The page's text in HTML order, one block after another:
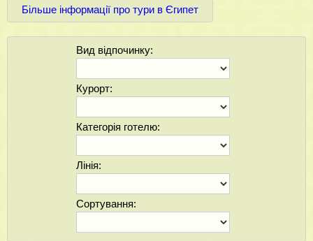
Більше інформації про тури в Єгипет
Вид відпочинку:
Курорт:
Категорія готелю:
Лінія:
Сортування: